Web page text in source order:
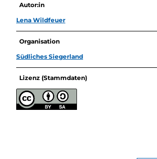
Autor:in
Lena Wildfeuer
Organisation
Südliches Siegerland
Lizenz (Stammdaten)